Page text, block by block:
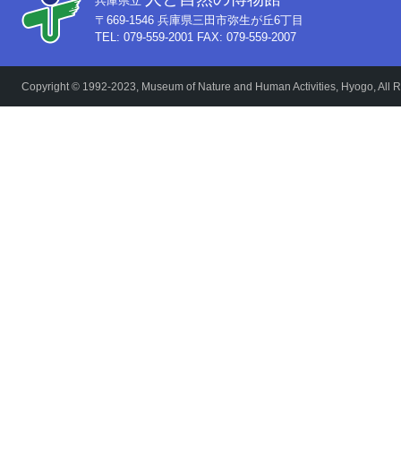
〒669-1546 兵庫県三田市弥生が丘6丁目
TEL: 079-559-2001 FAX: 079-559-2007
Copyright © 1992-2023, Museum of Nature and Human Activities, Hyogo, All